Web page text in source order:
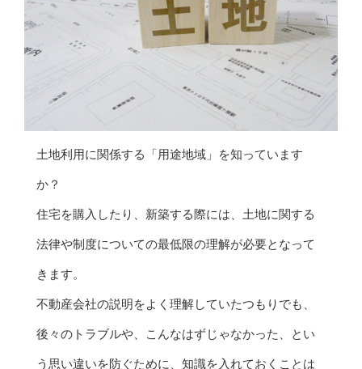
土地利用に関係する「用途地域」を知っています
か？
住宅を購入したり、新築する際には、土地に関する
法律や制度についての最低限の理解が必要となって
きます。
不動産会社の説明をよく理解していたつもりでも、
後々のトラブルや、こんなはずじゃなかった、とい
う思い違いを防ぐために、知識を入れておくことは